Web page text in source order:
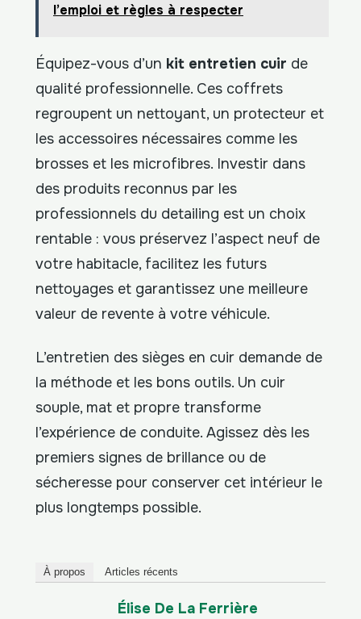
l’emploi et règles à respecter
Équipez-vous d’un kit entretien cuir de
qualité professionnelle. Ces coffrets
regroupent un nettoyant, un protecteur et
les accessoires nécessaires comme les
brosses et les microfibres. Investir dans
des produits reconnus par les
professionnels du detailing est un choix
rentable : vous préservez l’aspect neuf de
votre habitacle, facilitez les futurs
nettoyages et garantissez une meilleure
valeur de revente à votre véhicule.
L’entretien des sièges en cuir demande de
la méthode et les bons outils. Un cuir
souple, mat et propre transforme
l’expérience de conduite. Agissez dès les
premiers signes de brillance ou de
sécheresse pour conserver cet intérieur le
plus longtemps possible.
À propos Articles récents
Élise De La Ferrière